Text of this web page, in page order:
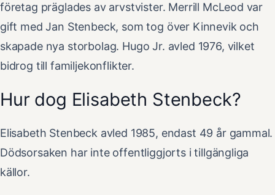
företag präglades av arvstvister. Merrill McLeod var
gift med Jan Stenbeck, som tog över Kinnevik och
skapade nya storbolag. Hugo Jr. avled 1976, vilket
bidrog till familjekonflikter.
Hur dog Elisabeth Stenbeck?
Elisabeth Stenbeck avled 1985, endast 49 år gammal.
Dödsorsaken har inte offentliggjorts i tillgängliga
källor.